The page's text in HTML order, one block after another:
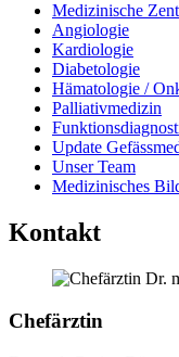
Medizinische
Angiologie
Kardiologie
Diabetologie
Hämatologie /
Palliativmedizin
Update
Unser Team
Medizinisches
Kontakt
Chefärztin